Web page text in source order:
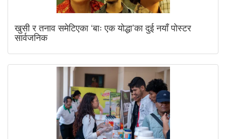
खुसी र तनाव समेटिएका ‘बाः एक योद्धा’का दुई नयाँ पोस्टर
सार्वजनिक